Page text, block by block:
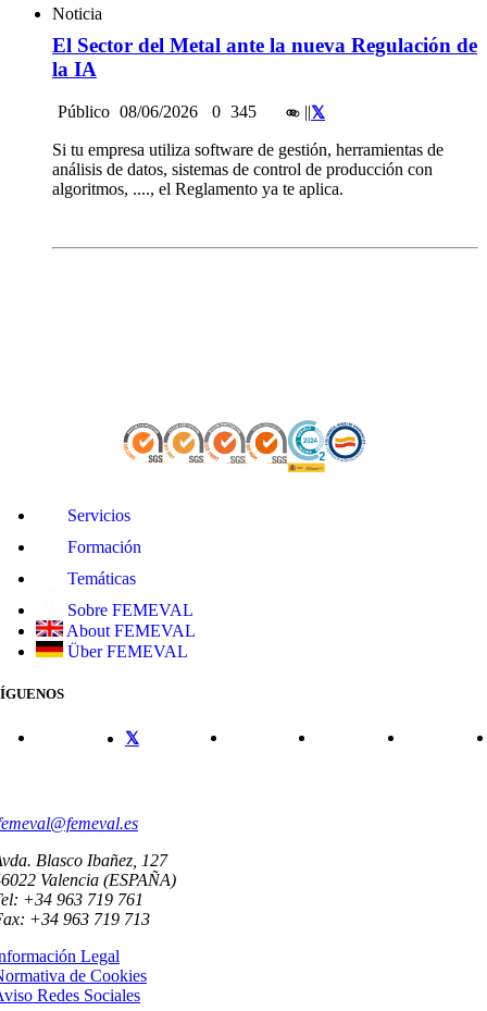
Noticia
El Sector del Metal ante la nueva Regulación de
la IA
Público 08/06/2026 0 345 ||
Si tu empresa utiliza software de gestión, herramientas de
análisis de datos, sistemas de control de producción con
algoritmos, ...., el Reglamento ya te aplica.
Servicios
Formación
Temáticas
Sobre FEMEVAL
About FEMEVAL
Über FEMEVAL
Blasco Ibañez, 127
Valencia (ESPAÑA)
+34 963 719 761
+34 963 719 713
Legal
de Cookies
Redes Sociales